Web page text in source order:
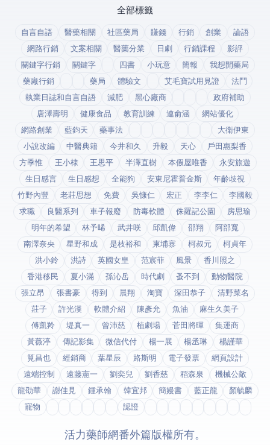
全部標籤
自言自語 醫藥相關 社區藥局 賺錢 行銷 創業
論語
網路行銷
文案相關 醫藥分業 日劇 行銷課程
影評
關鍵字行銷
關鍵字 四書 小玩意 簡報
我想開藥局
藥廠行銷
藥局 體驗文 艾毛寶試用見證
法鬥
執業日誌和自言自語
減肥 黑心廠商
政府補助
唐澤壽明
健康食品 教育訓練 連俞涵
網站優化
網路創業
藍鈞天 藥事法
大衛伊東
小說改編
中醫典籍 今井和久 升毅 天心
戶田惠梨香
方季惟
王小棣 王思平 半澤直樹 本假屋唯香
永安旅遊
生日感言
生日感想 全能狗 安東尼霍普金斯
年齡歧視
竹野內豐
老莊思想 免費 吳慷仁 宏正 李李仁
李國毅
求職
良醫系列 車子報廢 防毒軟體 侏羅記公園
房思瑜
明年的希望
林予晞 武井咲 邱凱偉 邵翔
阿部寬
南澤奈央
星野和成 是枝裕和 柬埔寨 柯叔元
柯貞年
洪小鈴
洪詩 英國女皇 范宸菲 風景
香川照之
香港移民
夏小滿 孫沁岳 時代劇 蚤不到
動物醫院
張立昂
張書豪 得到app 晨翔 淘寶 深田恭子
清野菜名
莊子
許光漢 軟體介紹 陳彥允 魚油
麻生久美子
傅凱羚
堤真一 曾沛慈 植劇場 菅田將暉
集運商
黃薇渟
傳記影集 微信代付 楊一展 楊丞琳
楊謹華
筧昌也
經銷商 葉星辰 路斯明 電子發票
網頁設計
遠端控制
遠藤憲一 劉奕兒 劉香慈 稻森泉
機械公敵
龍劭華
謝佳見 鍾承翰 韓宜邦 簡嫚書 藍正龍
顏毓麟
寵物
fda認證
© 2026 活力藥師網番外篇. 版權所有。